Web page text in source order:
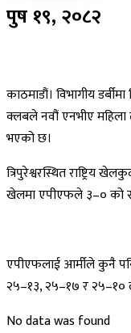
पुष १९, २०८२
काठमाडौं। विभागीय
क्लबले नवौं एनभीए महिला
भएको छ।
त्रिपुरेश्वरस्थित राष्ट्रिय
खेलमा एपीएफले ३–० को
एपीएफलाई आर्मीले कुनै
२५–१३, २५–१७ र २५–१०
No data was found